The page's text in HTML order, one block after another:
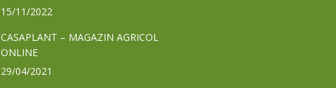
15/11/2022
CASAPLANT – MAGAZIN AGRICOL
ONLINE
29/04/2021